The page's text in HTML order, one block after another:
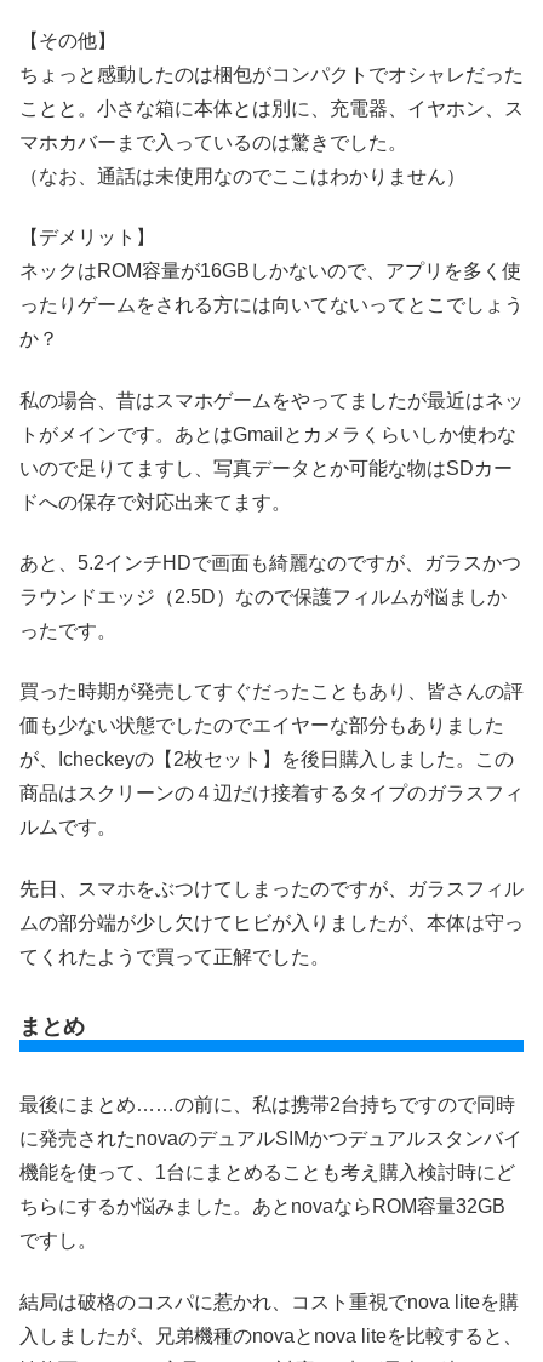
【その他】
ちょっと感動したのは梱包がコンパクトでオシャレだった
ことと。小さな箱に本体とは別に、充電器、イヤホン、ス
マホカバーまで入っているのは驚きでした。
（なお、通話は未使用なのでここはわかりません）
【デメリット】
ネックはROM容量が16GBしかないので、アプリを多く使
ったりゲームをされる方には向いてないってとこでしょう
か？
私の場合、昔はスマホゲームをやってましたが最近はネッ
トがメインです。あとはGmailとカメラくらいしか使わな
いので足りてますし、写真データとか可能な物はSDカー
ドへの保存で対応出来てます。
あと、5.2インチHDで画面も綺麗なのですが、ガラスかつ
ラウンドエッジ（2.5D）なので保護フィルムが悩ましか
ったです。
買った時期が発売してすぐだったこともあり、皆さんの評
価も少ない状態でしたのでエイヤーな部分もありました
が、Icheckeyの【2枚セット】を後日購入しました。この
商品はスクリーンの４辺だけ接着するタイプのガラスフィ
ルムです。
先日、スマホをぶつけてしまったのですが、ガラスフィル
ムの部分端が少し欠けてヒビが入りましたが、本体は守っ
てくれたようで買って正解でした。
まとめ
最後にまとめ……の前に、私は携帯2台持ちですので同時
に発売されたnovaのデュアルSIMかつデュアルスタンバイ
機能を使って、1台にまとめることも考え購入検討時にど
ちらにするか悩みました。あとnovaならROM容量32GB
ですし。
結局は破格のコスパに惹かれ、コスト重視でnova liteを購
入しましたが、兄弟機種のnovaとnova liteを比較すると、